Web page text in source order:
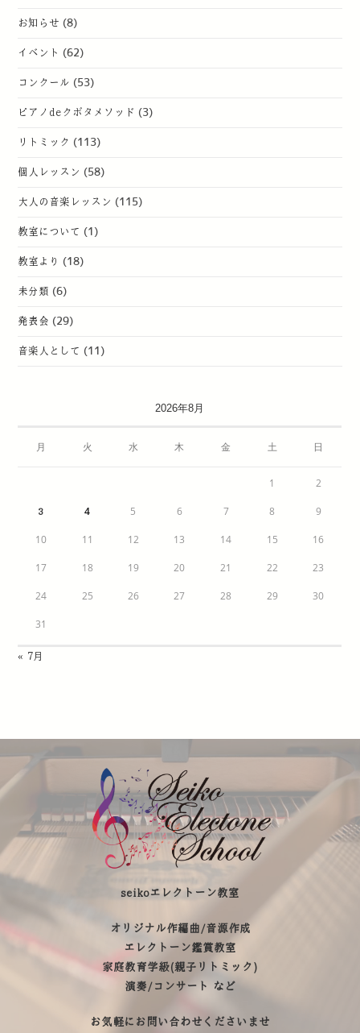
お知らせ (8)
イベント (62)
コンクール (53)
ピアノdeクボタメソッド (3)
リトミック (113)
個人レッスン (58)
大人の音楽レッスン (115)
教室について (1)
教室より (18)
未分類 (6)
発表会 (29)
音楽人として (11)
2026年8月
月 火 水 木 金 土 日
1 2
3 4 5 6 7 8 9
10 11 12 13 14 15 16
17 18 19 20 21 22 23
24 25 26 27 28 29 30
31
« 7月
seikoエレクトーン教室
オリジナル作編曲/音源作成
エレクトーン鑑賞教室
家庭教育学級(親子リトミック)
演奏/コンサート など
お気軽にお問い合わせくださいませ